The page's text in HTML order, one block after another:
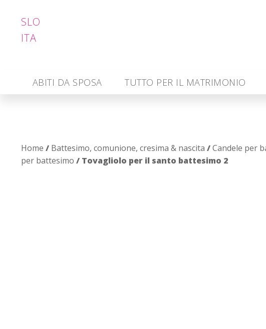
SLO
ITA
ABITI DA SPOSA TUTTO PER IL MATRIMONIO
Home / Battesimo, comunione, cresima & nascita /Candele per
per battesimo / Tovagliolo per il santo battesimo 2